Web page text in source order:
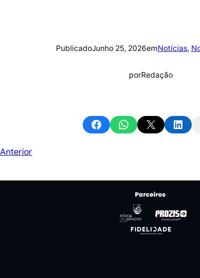
PublicadoJunho 25, 2026emNotícias,
porRedação
Share on FacebookShare on WhatsApp
Email this Page Share on
Anterior